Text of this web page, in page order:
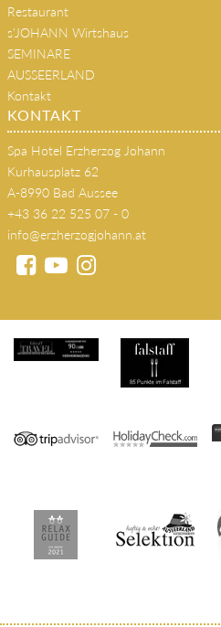
Restaurant
s'JOHANN Wirtshaus
SEMINARE
AUSSEERLAND
Kontakt
KONTAKT
Spa Hotel Erzherzog Johann
Kurhausplatz 62
A-8990 Bad Aussee
+43 36 22 525 07 - 0
info@erzherzogjohann.at